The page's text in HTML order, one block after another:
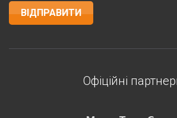
Офіційні